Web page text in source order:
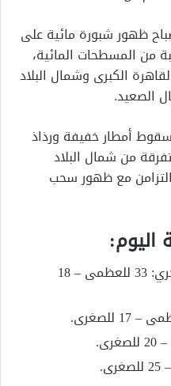
ظهور شبورة مائية على
من المسطحات المائية،
الكبرى وشمال البلاد
الصعيد.
أمطار خفيفة ورذاذ
من شمال البلاد
مع ظهور سحب
اليوم:
القاهرة الكبرى والوجه البحري: 33 للعظمى – 18